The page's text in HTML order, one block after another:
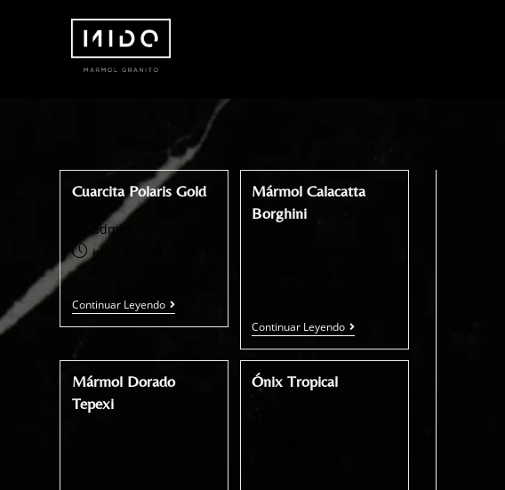
Cuarcita Polaris Gold
admin
julio 5, 2023
Continuar Leyendo
Mármol Calacatta
Borghini
Continuar Leyendo
Mármol Dorado
Tepexi
Ónix Tropical